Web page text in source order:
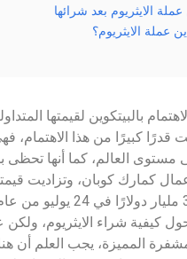
الايثريوم بعد شرائها
عملة الايثريوم؟
بالبيتكوين لقيمتها
قدرًا كبيرًا من هذا الاهتمام،
العالم، كما أنها تحظى
كمارك كوبان، وتزاديت
كيفية شراء الايثريوم، ولكن
المميزة، يجب العلم أن